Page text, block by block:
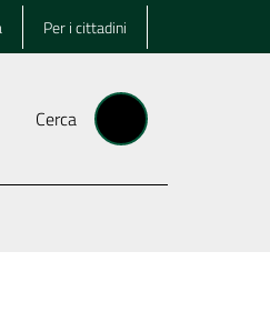
Per i cittadini
Cerca